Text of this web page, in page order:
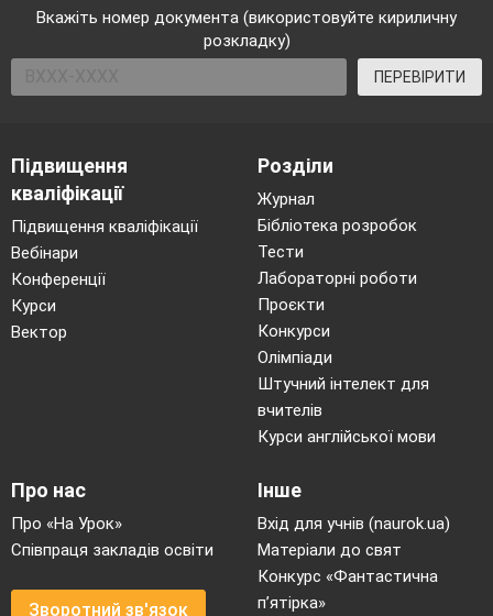
Вкажіть номер документа (використовуйте кириличну
розкладку)
ПЕРЕВІРИТИ
Підвищення
кваліфікації
Підвищення кваліфікації
Вебінари
Конференції
Курси
Вектор
Розділи
Журнал
Бібліотека розробок
Тести
Лабораторні роботи
Проєкти
Конкурси
Олімпіади
Штучний інтелект для
вчителів
Курси англійської мови
Про нас
Про «На Урок»
Співпраця закладів освіти
Зворотний зв'язок
Інше
Вхід для учнів (naurok.ua)
Матеріали до свят
Конкурс «Фантастична
п’ятірка»